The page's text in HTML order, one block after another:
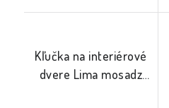
Kľučka na interiérové
dvere Lima mosadz